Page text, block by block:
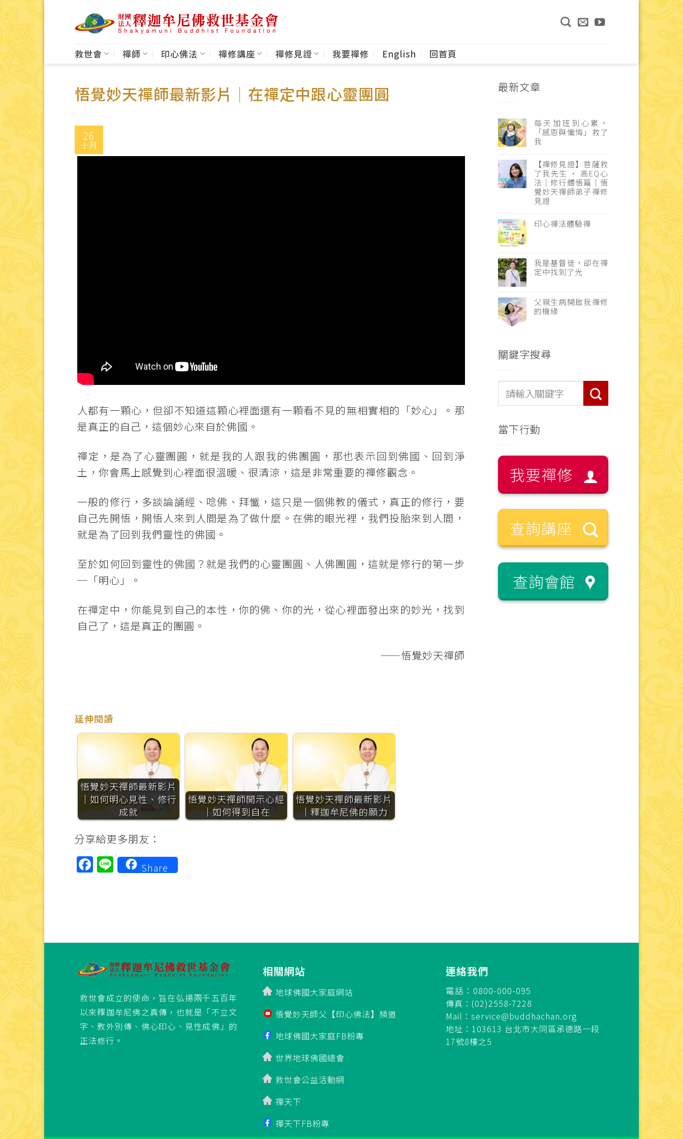
救世會 禪師 印心佛法 禪修講座 禪修見證 我要禪修 English 回首頁
悟覺妙天禪師最新影片｜在禪定中跟心靈團圓
26
十月
人都有一顆心，但卻不知道這顆心裡面還有一顆看不見的無相實相的「妙心」。那
是真正的自己，這個妙心來自於佛國。
禪定，是為了心靈團圓，就是我的人跟我的佛團圓，那也表示回到佛國、回到淨
土，你會馬上感覺到心裡面很溫暖、很清涼，這是非常重要的禪修觀念。
一般的修行，多談論誦經、唸佛、拜懺，這只是一個佛教的儀式，真正的修行，要
自己先開悟，開悟人來到人間是為了做什麼。在佛的眼光裡，我們投胎來到人間，
就是為了回到我們靈性的佛國。
至於如何回到靈性的佛國？就是我們的心靈團圓、人佛團圓，這就是修行的第一步
─「明心」。
在禪定中，你能見到自己的本性，你的佛、你的光，從心裡面發出來的妙光，找到
自己了，這是真正的團圓。
——悟覺妙天禪師
延伸閱讀
悟覺妙天禪師最新影片
｜如何明心見性、修行
成就
悟覺妙天禪師開示心經
｜如何得到自在
悟覺妙天禪師最新影片
｜釋迦牟尼佛的願力
分享給更多朋友：
Facebook
LineShare
最新文章
每天加班到心累，
「感恩與懺悔」救了
我
【禪修見證】菩薩救
了我先生 · 高EQ心
法｜修行體悟篇｜悟
覺妙天禪師弟子禪修
見證
印心禪法體驗禪
我是基督徒，卻在禪
定中找到了光
父親生病開啟我禪修
的機緣
關鍵字搜尋
當下行動
我要禪修
查詢講座
查詢會館
救世會成立的使命，旨在弘揚兩千五百年
以來釋迦牟尼佛之真傳，也就是「不立文
字、教外別傳、佛心印心、見性成佛」的
正法修行。
相關網站
地球佛國大家庭網站
悟覺妙天師父【印心佛法】頻道
地球佛國大家庭FB粉專
世界地球佛國總會
救世會公益活動網
禪天下
禪天下FB粉專
連絡我們
電話：0800-000-095
傳真：(02)2558-7228
Mail： service@buddhachan.org
地址：103613 台北市大同區承德路一段
17號8樓之5